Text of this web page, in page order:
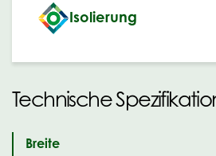
Isolierung
Technische
Breite